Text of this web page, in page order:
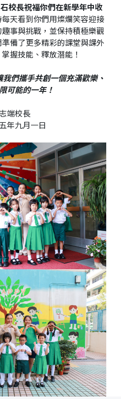
校長祝福你們在新學年中收
天看到你們用燦爛笑容迎接
事與挑戰，並保持積極樂觀
備了更多精彩的課堂與課外
握技能、釋放潛能！
們攜手共創一個充滿歡樂、
可能的一年！
端校長
年九月一日